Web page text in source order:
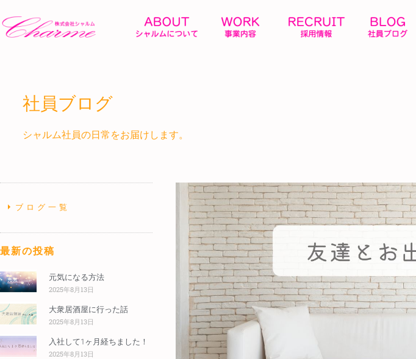
社員ブログ
シャルム社員の日常をお届けします。
ブログ一覧
最新の投稿
元気になる方法
2025年8月13日
大衆居酒屋に行った話
2025年8月13日
入社して1ヶ月経ちました！
2025年8月13日